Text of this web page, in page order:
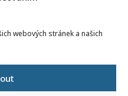
webových stránek a našich
pedagogický institut ČR
náměstí 25
00 Praha 1